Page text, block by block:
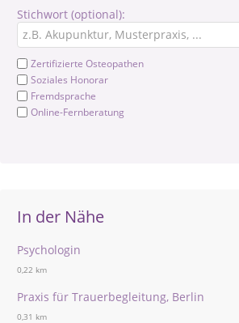
Stichwort (optional):
Zertifizierte Osteopathen
Soziales Honorar
Fremdsprache
Online-Fernberatung
In der Nähe
Psychologin
0,22 km
Praxis für Trauerbegleitung, Berlin
0,31 km